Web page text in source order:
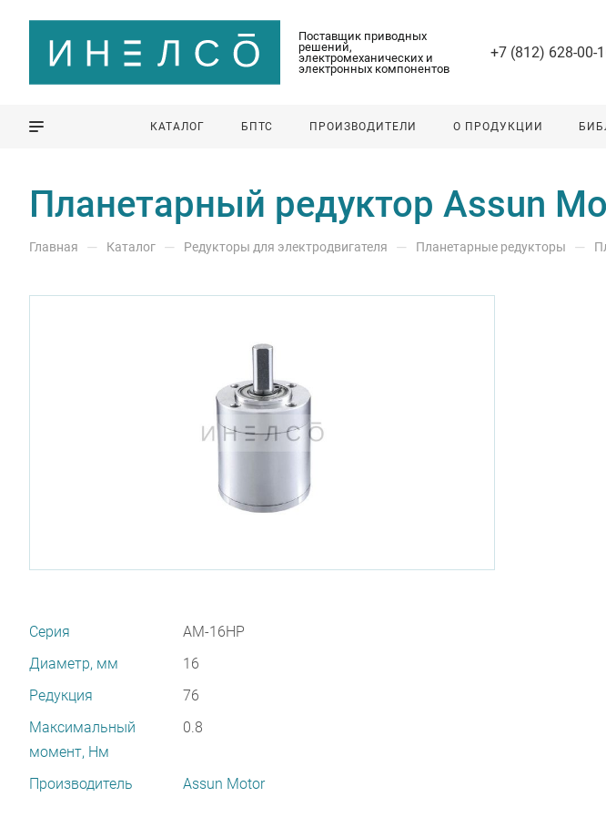
Поставщик приводных
решений,
электромеханических и
электронных компонентов
+7 (812) 628-00-
КАТАЛОГ БПТС ПРОИЗВОДИТЕЛИ О ПРОДУКЦИИ
Планетарный редуктор Assun
Главная — Каталог — Редукторы для электродвигателя — Планетарные редукторы —
Серия
AM-16HP
Диаметр, мм
16
Редукция
76
Максимальный
момент, Нм
0.8
Производитель Assun Motor